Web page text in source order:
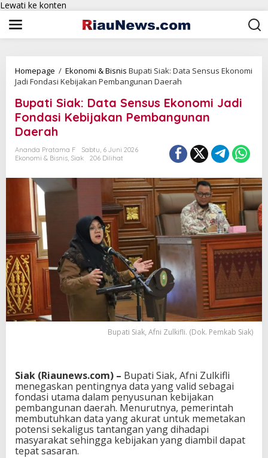
Lewati ke konten
Homepage / Ekonomi & Bisnis Bupati Siak: Data Sensus Ekonomi
Jadi Fondasi Kebijakan Pembangunan Daerah
Bupati Siak: Data Sensus Ekonomi Jadi
Fondasi Kebijakan Pembangunan
Daerah
Ananda Pratama F
Sabtu, 6 Juni 2026
Ekonomi & Bisnis, Siak 206 Dilihat
Bupati Siak, Afni Zulkifli. (Dok. Pemkab Siak)
Siak (Riaunews.com) – Bupati Siak, Afni Zulkifli
menegaskan pentingnya data yang valid sebagai
fondasi utama dalam penyusunan kebijakan
pembangunan daerah. Menurutnya, pemerintah
membutuhkan data yang akurat untuk memetakan
potensi sekaligus tantangan yang dihadapi
masyarakat sehingga kebijakan yang diambil dapat
tepat sasaran.